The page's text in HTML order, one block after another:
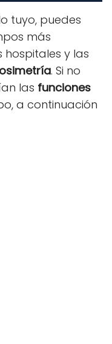
tuyo, puedes
más
y las
. Si no
las funciones
a continuación